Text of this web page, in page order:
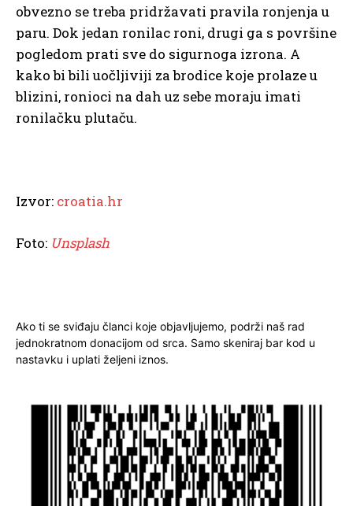
obvezno se treba pridržavati pravila ronjenja u
paru. Dok jedan ronilac roni, drugi ga s površine
pogledom prati sve do sigurnoga izrona. A
kako bi bili uočljiviji za brodice koje prolaze u
blizini, ronioci na dah uz sebe moraju imati
ronilačku plutaču.
Izvor: croatia.hr
Foto: Unsplash
Ako ti se sviđaju članci koje objavljujemo, podrži naš rad
jednokratnom donacijom od srca. Samo skeniraj bar kod u
nastavku i uplati željeni iznos.